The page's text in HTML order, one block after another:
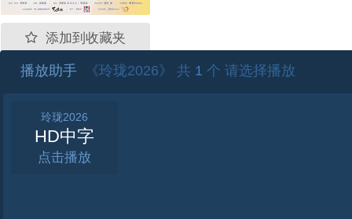
添加到收藏夹
播放助手 《玲珑2026》 共 1 个 请选择播放
玲珑2026
HD中字
点击